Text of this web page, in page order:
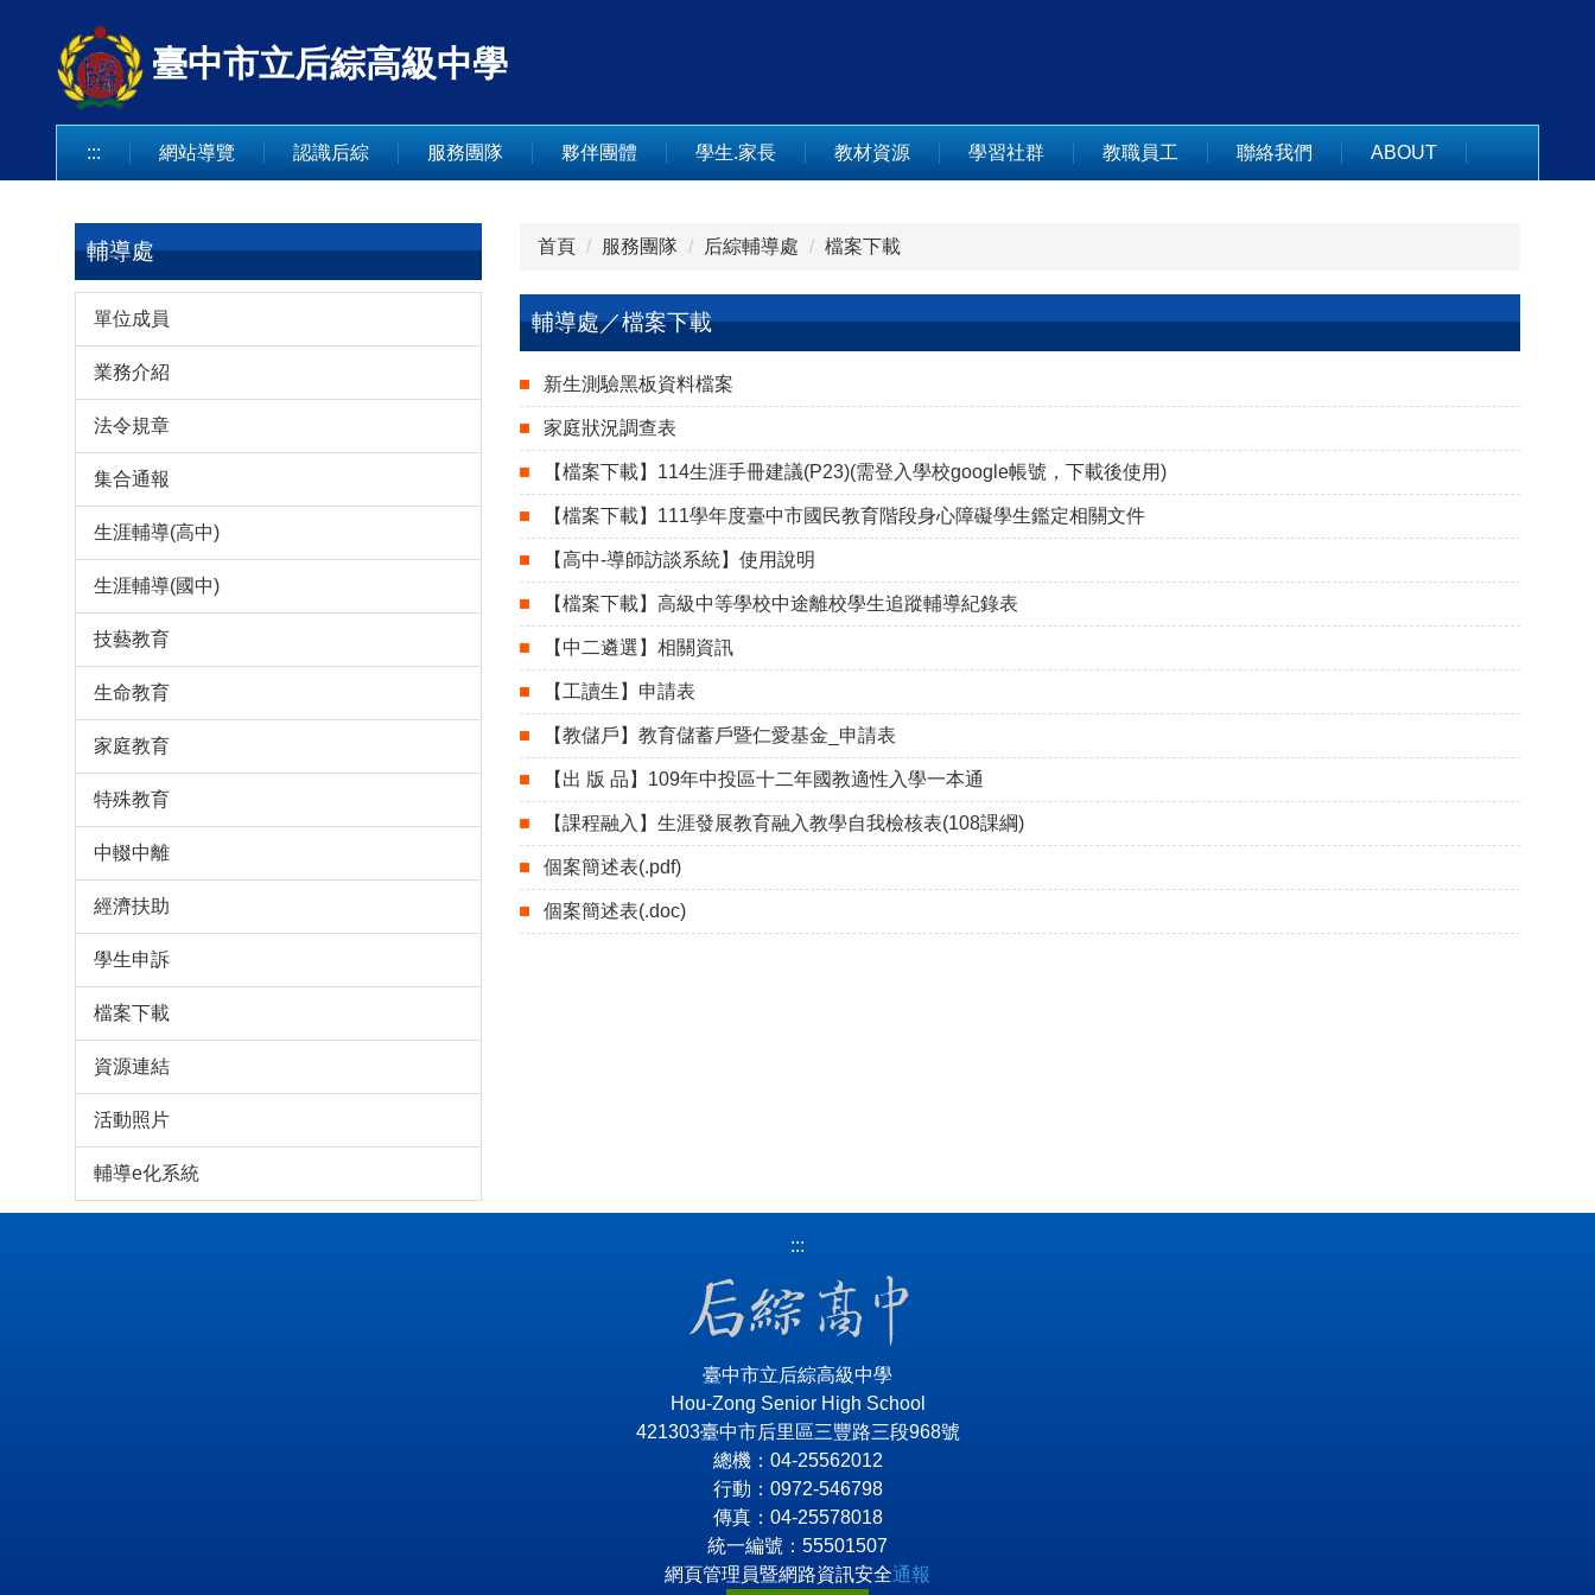
臺中市立后綜高級中學
::: 網站導覽 認識后綜 服務團隊 夥伴團體 學生.家長 教材資源 學習社群 教職員工 聯絡我們 ABOUT
輔導處
單位成員
業務介紹
法令規章
集合通報
生涯輔導(高中)
生涯輔導(國中)
技藝教育
生命教育
家庭教育
特殊教育
中輟中離
經濟扶助
學生申訴
檔案下載
資源連結
活動照片
輔導e化系統
首頁 服務團隊 后綜輔導處 檔案下載
輔導處／檔案下載
新生測驗黑板資料檔案
家庭狀況調查表
【檔案下載】114生涯手冊建議(P23)(需登入學校google帳號，下載後使用)
【檔案下載】111學年度臺中市國民教育階段身心障礙學生鑑定相關文件
【高中-導師訪談系統】使用說明
【檔案下載】高級中等學校中途離校學生追蹤輔導紀錄表
【中二遴選】相關資訊
【工讀生】申請表
【教儲戶】教育儲蓄戶暨仁愛基金_申請表
【出 版 品】109年中投區十二年國教適性入學一本通
【課程融入】生涯發展教育融入教學自我檢核表(108課綱)
個案簡述表(.pdf)
個案簡述表(.doc)
:::
臺中市立后綜高級中學
Hou-Zong Senior High School
421303臺中市后里區三豐路三段968號
總機：04-25562012
行動：0972-546798
傳真：04-25578018
統一編號：55501507
網頁管理員暨網路資訊安全通報